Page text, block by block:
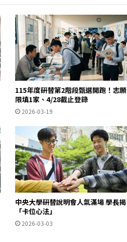
115年度研替第2階段甄選開跑！志願
限填1家、4/28截止登錄
2026-03-19
中央大學研替說明會人氣滿場 學長揭
「卡位心法」
2026-03-03